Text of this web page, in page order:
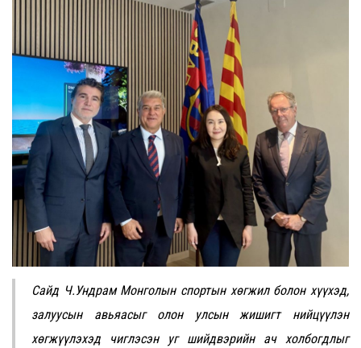
Сайд Ч.Ундрам Монголын спортын хөгжил болон хүүхэд,
залуусын авьяасыг олон улсын жишигт нийцүүлэн
хөгжүүлэхэд чиглэсэн уг шийдвэрийн ач холбогдлыг